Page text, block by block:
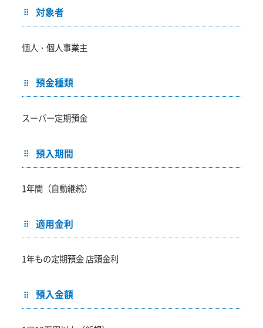
対象者
個人・個人事業主
預金種類
スーパー定期預金
預入期間
1年間（自動継続）
適用金利
1年もの定期預金 店頭金利
預入金額